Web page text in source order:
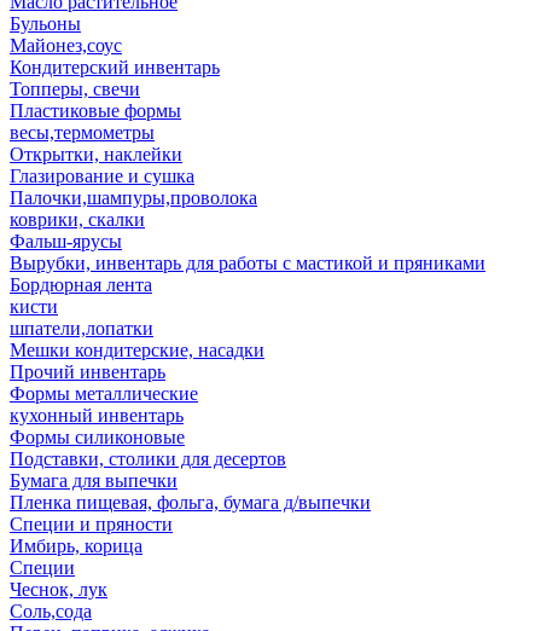
Бульоны
Майонез,соус
Кондитерский инвентарь
Топперы, свечи
Пластиковые формы
весы,термометры
Открытки, наклейки
Глазирование и сушка
Палочки,шампуры,проволока
коврики, скалки
Фальш-ярусы
Вырубки, инвентарь для работы с мастикой и пряниками
Бордюрная лента
кисти
шпатели,лопатки
Мешки кондитерские, насадки
Прочий инвентарь
Формы металлические
кухонный инвентарь
Формы силиконовые
Подставки, столики для десертов
Бумага для выпечки
Пленка пищевая, фольга, бумага д/выпечки
Специи и пряности
Имбирь, корица
Специи
Чеснок, лук
Соль,сода